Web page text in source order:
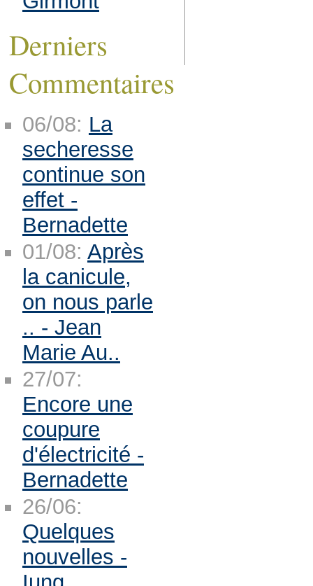
Derniers
Commentaires
06/08: La
secheresse
continue son
effet -
Bernadette
01/08: Après
la canicule,
on nous parle
.. - Jean
Marie Au..
27/07:
Encore une
coupure
d'électricité -
Bernadette
26/06:
Quelques
nouvelles -